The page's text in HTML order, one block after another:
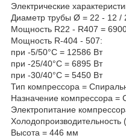
Электрические
Диаметр трубы Ø = 22 - 12 /
Мощность R22 - R407 =
Мощность R-404 - 507:
при -5/50°C = 12586 Вт
при -25/40°C = 6895 Вт
при -30/40°C = 5450 Вт
Тип компрессора =
Назначение компрессора =
Электропитание
Холодопроизводительность
Высота = 446 мм